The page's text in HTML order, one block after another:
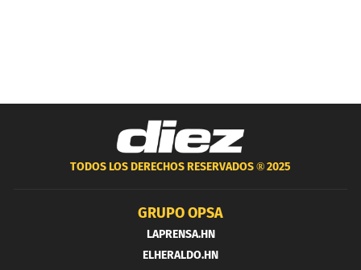
TODOS LOS DERECHOS RESERVADOS ®2025
GRUPO OPSA
LAPRENSA.HN
ELHERALDO.HN